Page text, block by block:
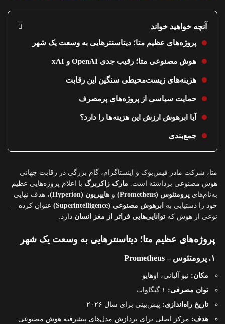
آنچه خواهید خواند
پروژه‌های عظیم متا؛ دیتاسنترهایی به وسعت یک شهر
هوش مصنوعی متا؛ رقیب جدی OpenAI و xAI
هزینه‌های زیست‌محیطی سنگین این رقابت
حمایت سیاسی از پروژه‌های پرمصرف
آیا ابرهوش ارزش این هزینه‌ها را دارد؟
جمع‌بندی
متا، شرکت مادر فیس‌بوک و اینستاگرام، گام بزرگی در رقابت جهانی
هوش مصنوعی برداشته است. مارک زاکربرگ با اعلام پروژه‌هایی عظیم
به‌نام‌های پرومتئوس (Prometheus) و هایپریون (Hyperion)
، هدف نهایی
خود را دستیابی به ابرهوش مصنوعی (Superintelligence)
عنوان کرده —
نوعی از هوش که توانایی‌هایی فراتر از مغز انسان دارد.
پروژه‌های عظیم متا؛ دیتاسنترهایی به وسعت یک شهر
مکان: نیو آلبانی، اوهایو
توان مصرفی:
تاریخ راه‌اندازی: پیش‌بینی برای سال ۲۰۲۶
هدف: مرکز اصلی برای پردازش مدل‌های پیشرفته هوش مصنوعی